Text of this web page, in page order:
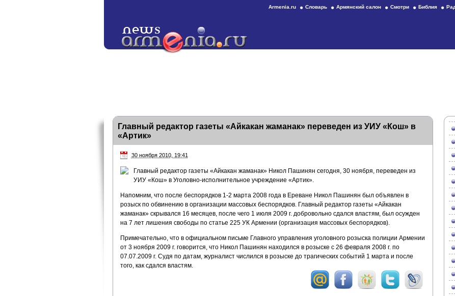
Armenia.ru Словарь Армянский салон Смотри Библия
Главный редактор газеты «Айкакан жаманак» переведен из УИУ «Кош» в
«Артик»
30 ноября 2010, 19:41
Главный редактор газеты «Айкакан жаманак» Никол Пашинян сегодня, 30 ноября, переведен из
УИУ «Кош» в Уголовно-исполнительное учреждение «Артик».
Напомним, что после беспорядков 1-2 марта 2008 года в Ереване Никол Пашинян был объявлен в
розыск по обвинению в организации массовых беспорядков. Главный редактор газеты «Айкакан
жаманак» скрывался 16 месяцев, после чего 1 июля 2009 г. добровольно сдался властям, был осужден
на 7 лет лишения свободы по статье 225 УК Армении (организация массовых беспорядков).
Примечательно, что в официальном письме Главного управления уголовного розыска полиции Армении
от 3 ноября 2009 г. говорится, что Никол Пашинян находился в розыске с 26 февраля 2008 г. по
07.07.2009 г. Судя по датам, журналист числился в розыске до трагических событий 1 марта и после
того, как сдался властям.